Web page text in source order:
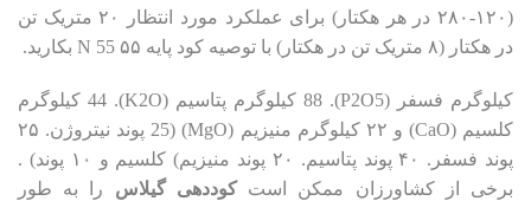
(۱۲۰-۲۸۰ در هر هکتار) برای عملکرد مورد انتظار ۲۰ متریک تن
در هکتار (۸ متریک تن در هکتار) با توصیه کود پایه ۵۵ N 55 بکارید.
کیلوگرم فسفر (P2O5). 88 کیلوگرم پتاسیم (K2O). 44 کیلوگرم
کلسیم (CaO) و ۲۲ کیلوگرم منیزیم (MgO) (25 پوند نیتروژن. ۲۵
پوند فسفر. ۴۰ پوند پتاسیم. ۲۰ پوند منیزیم) کلسیم و ۱۰ پوند) .
برخی از کشاورزان ممکن استکوددهی گیلاس را به طور